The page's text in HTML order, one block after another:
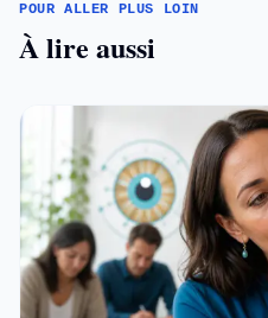
POUR ALLER PLUS LOIN
À lire aussi